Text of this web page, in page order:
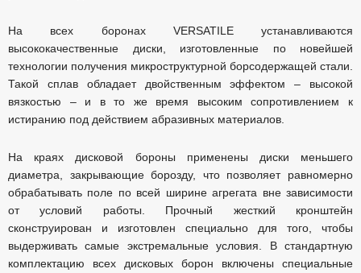
На всех боронах VERSATILE устанавливаются
высококачественные диски, изготовленные по новейшей
технологии получения микроструктурной борсодержащей стали.
Такой сплав обладает двойственным эффектом – высокой
вязкостью – и в то же время высоким сопротивлением к
истиранию под действием абразивных материалов.
На краях дисковой бороны применены диски меньшего
диаметра, закрывающие борозду, что позволяет равномерно
обрабатывать поле по всей ширине агрегата вне зависимости
от условий работы. Прочный жесткий кронштейн
сконструирован и изготовлен специально для того, чтобы
выдерживать самые экстремальные условия. В стандартную
комплектацию всех дисковых борон включены специальные